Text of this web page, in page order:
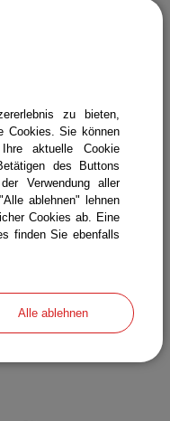
November
Uhr
und
Dezember
zu bieten,
Cookies. Sie können
aktuelle Cookie
des Buttons
Verwendung aller
ablehnen" lehnen
Cookies ab. Eine
finden Sie ebenfalls
Alle ablehnen